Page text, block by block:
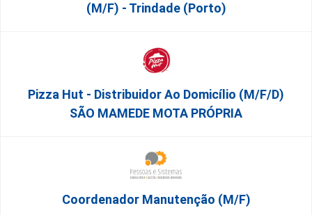
(M/F) - Trindade (Porto)
Pizza Hut - Distribuidor Ao Domicílio (m/f/d)
SÃO MAMEDE MOTA PRÓPRIA
Coordenador Manutenção (m/f)